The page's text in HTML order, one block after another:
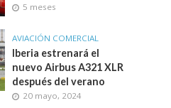
5 meses
AVIACIÓN COMERCIAL
Iberia estrenará el
nuevo Airbus A321 XLR
después del verano
20 mayo, 2024